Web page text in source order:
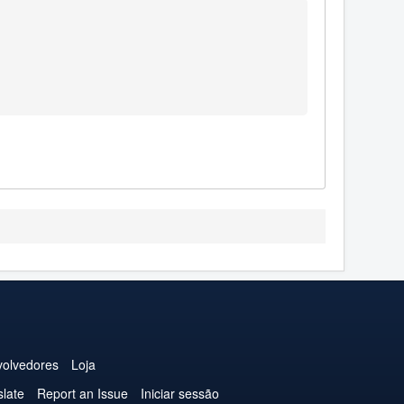
Loja
Report an Issue Iniciar sessão